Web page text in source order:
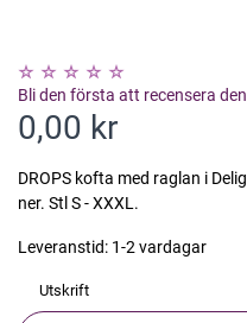
Bli den första att recensera
0,00 kr
DROPS kofta med raglan i
ner. Stl S - XXXL.
Leveranstid: 1-2 vardagar
Utskrift